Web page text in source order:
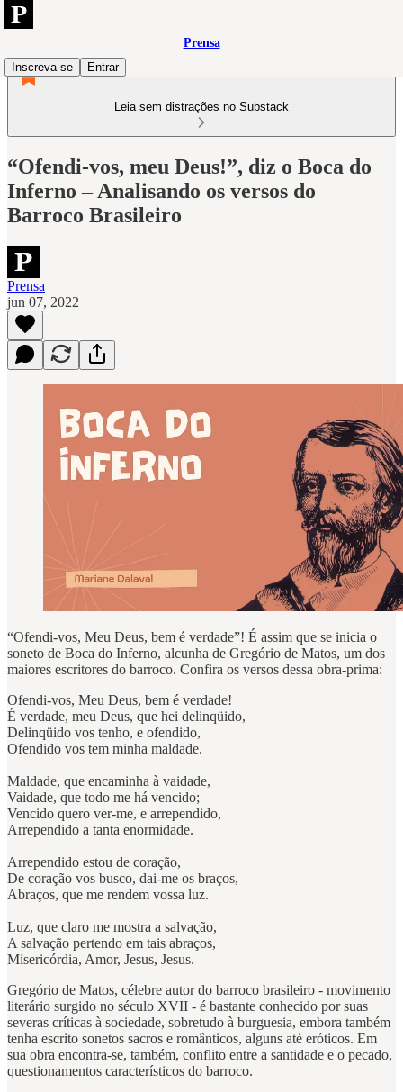
Prensa
Inscreva-se
Entrar
Leia sem distrações no Substack
“Ofendi-vos, meu Deus!”, diz o Boca do
Inferno – Analisando os versos do
Barroco Brasileiro
Prensa
jun 07, 2022
“Ofendi-vos, Meu Deus, bem é verdade”! É assim que se inicia o
soneto de Boca do Inferno, alcunha de Gregório de Matos, um dos
maiores escritores do barroco. Confira os versos dessa obra-prima:
Ofendi-vos, Meu Deus, bem é verdade!
É verdade, meu Deus, que hei delinqüido,
Delinqüido vos tenho, e ofendido,
Ofendido vos tem minha maldade.
Maldade, que encaminha à vaidade,
Vaidade, que todo me há vencido;
Vencido quero ver-me, e arrependido,
Arrependido a tanta enormidade.
Arrependido estou de coração,
De coração vos busco, dai-me os braços,
Abraços, que me rendem vossa luz.
Luz, que claro me mostra a salvação,
A salvação pertendo em tais abraços,
Misericórdia, Amor, Jesus, Jesus.
Gregório de Matos, célebre autor do barroco brasileiro - movimento
literário surgido no século XVII - é bastante conhecido por suas
severas críticas à sociedade, sobretudo à burguesia, embora também
tenha escrito sonetos sacros e românticos, alguns até eróticos. Em
sua obra encontra-se, também, conflito entre a santidade e o pecado,
questionamentos característicos do barroco.